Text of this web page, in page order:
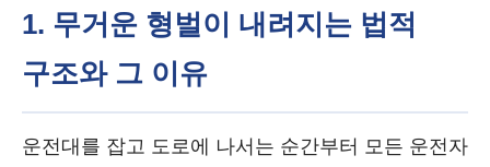
1. 무거운 형벌이 내려지는 법적
구조와 그 이유
운전대를 잡고 도로에 나서는 순간부터 모든 운전자